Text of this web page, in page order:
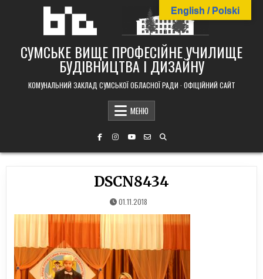
СУМСЬКЕ ВИЩЕ ПРОФЕСІЙНЕ УЧИЛИЩЕ
БУДІВНИЦТВА І ДИЗАЙНУ
КОМУНАЛЬНИЙ ЗАКЛАД СУМСЬКОЇ ОБЛАСНОЇ РАДИ · ОФІЦІЙНИЙ САЙТ
МЕНЮ
DSCN8434
01.11.2018
English / Polski